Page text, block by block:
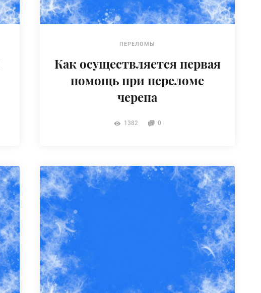
ПЕРЕЛОМЫ
Как осуществляется первая
помощь при переломе
черепа
1382 0